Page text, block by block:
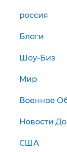
россия
Блоги
Шоу-Биз
Мир
Военное
Новости
США